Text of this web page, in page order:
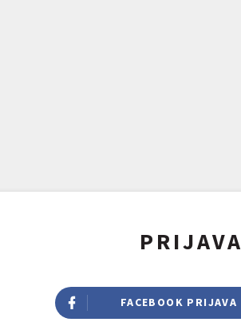
PRIJAVA
FACEBOOK PRIJAVA